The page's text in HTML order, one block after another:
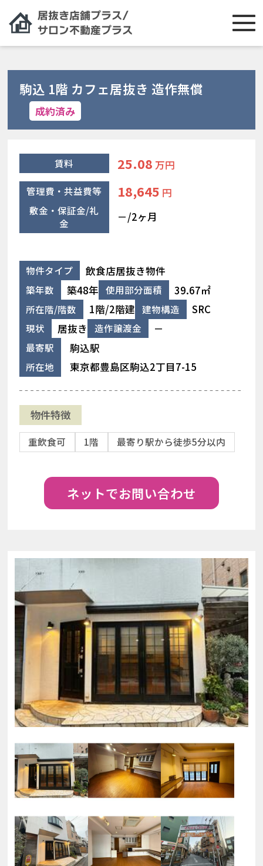
駒込 1階 カフェ居抜き 造作無償
成約済み
賃料 25.08 万円
管理費・共益費等 18,645 円
敷金・保証金/礼
金
－/2ヶ月
物件タイプ 飲食店居抜き物件
築年数 築48年 使用部分面積 39.67㎡
所在階/階数 1階/2階建 建物構造 SRC
現状 居抜き 造作譲渡金 －
最寄駅 駒込駅
所在地 東京都豊島区駒込2丁目7-15
物件特徴
重飲食可 1階 最寄り駅から徒歩5分以内
ネットでお問い合わせ